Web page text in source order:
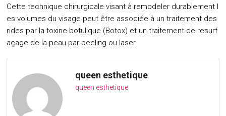
Cette technique chirurgicale visant à remodeler durablement l
es volumes du visage peut être associée à un traitement des
rides par la toxine botulique (Botox) et un traitement de resurf
açage de la peau par peeling ou laser.
queen esthetique
queen esthetique